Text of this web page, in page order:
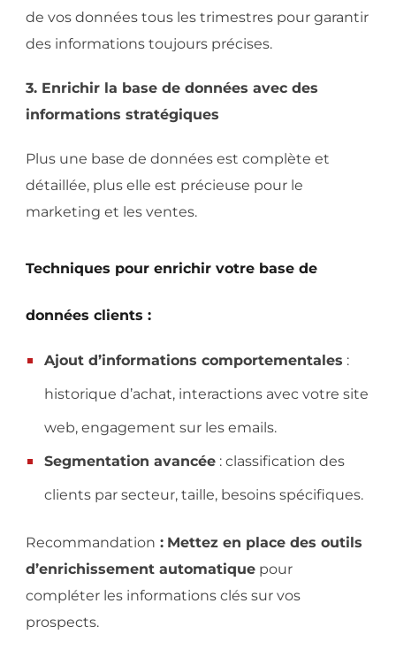
de vos données tous les trimestres pour garantir
des informations toujours précises.
3. Enrichir la base de données avec des
informations stratégiques
Plus une base de données est complète et
détaillée, plus elle est précieuse pour le
marketing et les ventes.
Techniques pour enrichir votre base de
données clients :
Ajout d’informations comportementales :
historique d’achat, interactions avec votre site
web, engagement sur les emails.
Segmentation avancée : classification des
clients par secteur, taille, besoins spécifiques.
Recommandation : Mettez en place des outils
d’enrichissement automatique pour
compléter les informations clés sur vos
prospects.